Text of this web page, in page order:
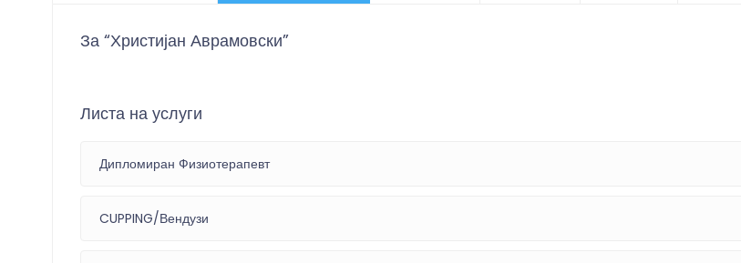
За “Христијан Аврамовски”
Листа на услуги
Дипломиран Физиотерапевт
CUPPING/Вендузи